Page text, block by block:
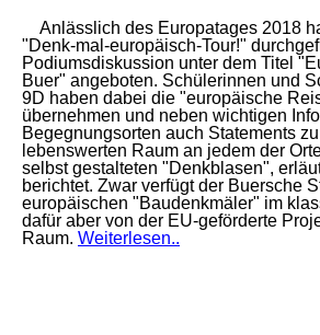
Anlässlich des Europatages 2018
"Denk-mal-europäisch-Tour!"
Podiumsdiskussion unter dem Titel
Buer" angeboten. Schülerinnen und
9D haben dabei die "europäische
übernehmen und neben wichtigen
Begegnungsorten auch Statements
lebenswerten Raum an jedem der
selbst gestalteten "Denkblasen",
berichtet. Zwar verfügt der Buersche
europäischen "Baudenkmäler" im
dafür aber von der EU-geförderte
Raum. Weiterlesen..